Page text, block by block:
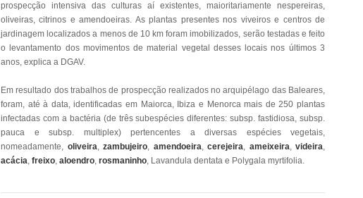
prospecção intensiva das culturas aí existentes, maioritariamente nespereiras,
oliveiras, citrinos e amendoeiras. As plantas presentes nos viveiros e centros de
jardinagem localizados a menos de 10 km foram imobilizados, serão testadas e feito
o levantamento dos movimentos de material vegetal desses locais nos últimos 3
anos, explica a DGAV.
Em resultado dos trabalhos de prospecção realizados no arquipélago das Baleares,
foram, até à data, identificadas em Maiorca, Ibiza e Menorca mais de 250 plantas
infectadas com a bactéria (de três subespécies diferentes: subsp. fastidiosa, subsp.
pauca e subsp. multiplex) pertencentes a diversas espécies vegetais,
nomeadamente, oliveira, zambujeiro, amendoeira, cerejeira, ameixeira, videira,
acácia, freixo, aloendro, rosmaninho, Lavandula dentata e Polygala myrtifolia.